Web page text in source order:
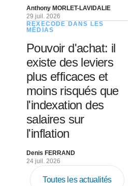
Anthony MORLET-LAVIDALIE
29 juil. 2026
REXECODE DANS LES
MÉDIAS
Pouvoir d'achat: il
existe des leviers
plus efficaces et
moins risqués que
l'indexation des
salaires sur
l'inflation
Denis FERRAND
24 juil. 2026
Toutes les actualités